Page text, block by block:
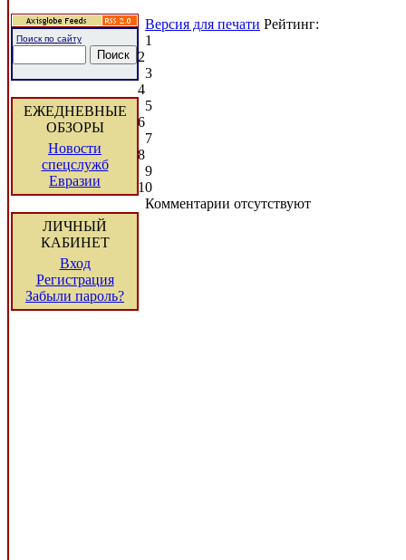
Поиск по сайту
ЕЖЕДНЕВНЫЕ
ОБЗОРЫ
Новости
спецслужб
Евразии
ЛИЧНЫЙ
КАБИНЕТ
Вход
Регистрация
Забыли пароль?
Версия для печати Рейтинг:
1
2
3
4
5
6
7
8
9
10
Комментарии отсутствуют